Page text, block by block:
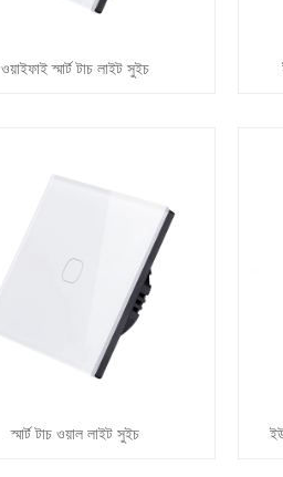
ওয়াইফাই স্মার্ট টাচ লাইট সুইচ
স্মার্ট টাচ ওয়াল লাইট সুইচ